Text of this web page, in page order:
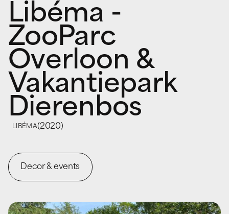
Libéma -
ZooParc
Overloon &
Vakantiepark
Dierenbos
LIBÉMA(2020)
Decor & events